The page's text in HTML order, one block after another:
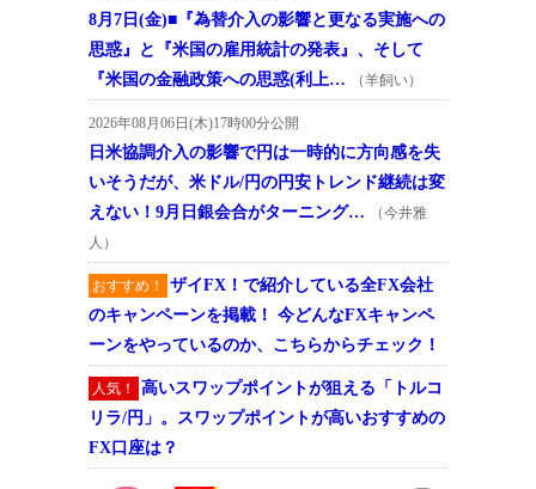
8月7日(金)■『為替介入の影響と更なる実施への
思惑』と『米国の雇用統計の発表』、そして
『米国の金融政策への思惑(利上…
（羊飼い）
2026年08月06日(木)17時00分公開
日米協調介入の影響で円は一時的に方向感を失
いそうだが、米ドル/円の円安トレンド継続は変
えない！9月日銀会合がターニング…
（今井雅
人）
おすすめ！
ザイFX！で紹介している全FX会社
のキャンペーンを掲載！ 今どんなFXキャンペ
ーンをやっているのか、こちらからチェック！
人気！
高いスワップポイントが狙える「トルコ
リラ/円」。スワップポイントが高いおすすめの
FX口座は？